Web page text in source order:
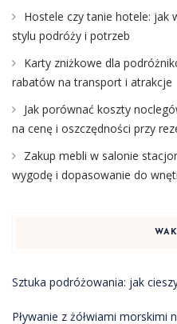
Hostele czy tanie hotele: jak
stylu podróży i potrzeb
Karty zniżkowe dla
rabatów na transport i atrakcje
Jak porównać koszty
na cenę i oszczędności przy
Zakup mebli w salonie
wygodę i dopasowanie do
Sztuka podróżowania: jak
Pływanie z żółwiami morskimi